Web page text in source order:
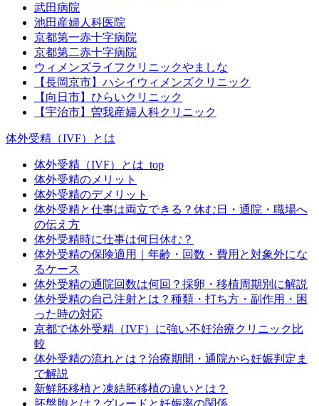
武田病院
池田産婦人科医院
京都第一赤十字病院
京都第二赤十字病院
ウィメンズライフクリニックやましな
【長岡京市】ハシイウィメンズクリニック
【向日市】ひらいクリニック
【宇治市】曽我産婦人科クリニック
体外受精（IVF）とは
体外受精（IVF）とは_top
体外受精のメリット
体外受精のデメリット
体外受精と仕事は両立できる？休む日・通院・職場へ
の伝え方
体外受精時に仕事は何日休む？
体外受精の保険適用｜年齢・回数・費用と対象外にな
るケース
体外受精の通院回数は何回？採卵・移植周期別に解説
体外受精の自己注射とは？種類・打ち方・副作用・困
った時の対応
京都で体外受精（IVF）に強い不妊治療クリニック比
較
体外受精の流れとは？治療期間・通院から妊娠判定ま
で解説
新鮮胚移植と凍結胚移植の違いとは？